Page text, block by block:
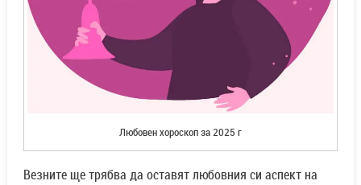
Любовен хороскоп за 2025 г
Везните ще трябва да оставят любовния си аспект на